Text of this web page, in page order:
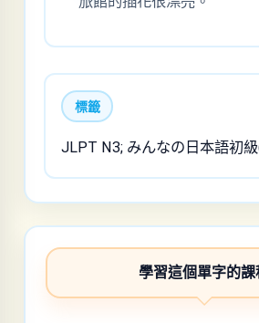
標籤
JLPT N3; みんなの日本語初
學習這個單字的課